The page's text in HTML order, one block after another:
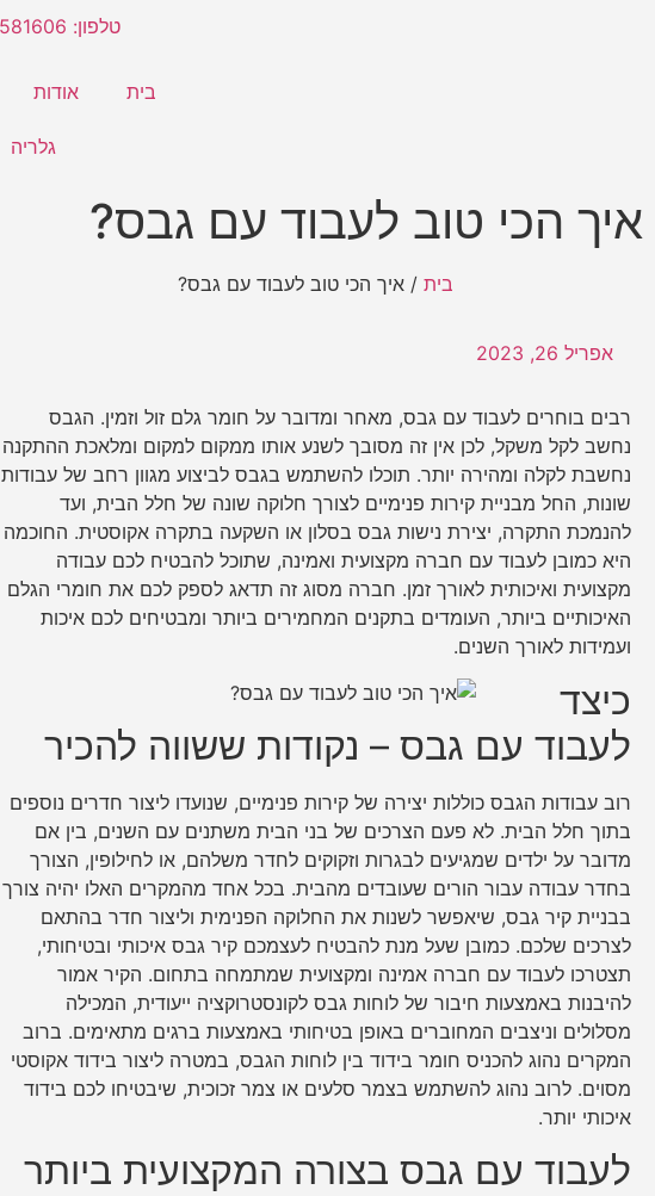
טלפון: 03-5581606
בית אודות
גלריה
איך הכי טוב לעבוד עם גבס?
בית /איך הכי טוב לעבוד עם גבס?
אפריל 26, 2023
רבים בוחרים לעבוד עם גבס, מאחר ומדובר על חומר גלם זול וזמין. הגבס
נחשב לקל משקל, לכן אין זה מסובך לשנע אותו ממקום למקום ומלאכת ההתקנה
נחשבת לקלה ומהירה יותר. תוכלו להשתמש בגבס לביצוע מגוון רחב של עבודות
שונות, החל מבניית קירות פנימיים לצורך חלוקה שונה של חלל הבית, ועד
להנמכת התקרה, יצירת נישות גבס בסלון או השקעה בתקרה אקוסטית. החוכמה
היא כמובן לעבוד עם חברה מקצועית ואמינה, שתוכל להבטיח לכם עבודה
מקצועית ואיכותית לאורך זמן. חברה מסוג זה תדאג לספק לכם את חומרי הגלם
האיכותיים ביותר, העומדים בתקנים המחמירים ביותר ומבטיחים לכם איכות
ועמידות לאורך השנים.
כיצד
לעבוד עם גבס – נקודות ששווה להכיר
רוב עבודות הגבס כוללות יצירה של קירות פנימיים, שנועדו ליצור חדרים נוספים
בתוך חלל הבית. לא פעם הצרכים של בני הבית משתנים עם השנים, בין אם
מדובר על ילדים שמגיעים לבגרות וזקוקים לחדר משלהם, או לחילופין, הצורך
בחדר עבודה עבור הורים שעובדים מהבית. בכל אחד מהמקרים האלו יהיה צורך
בבניית קיר גבס, שיאפשר לשנות את החלוקה הפנימית וליצור חדר בהתאם
לצרכים שלכם. כמובן שעל מנת להבטיח לעצמכם קיר גבס איכותי ובטיחותי,
תצטרכו לעבוד עם חברה אמינה ומקצועית שמתמחה בתחום. הקיר אמור
להיבנות באמצעות חיבור של לוחות גבס לקונסטרוקציה ייעודית, המכילה
מסלולים וניצבים המחוברים באופן בטיחותי באמצעות ברגים מתאימים. ברוב
המקרים נהוג להכניס חומר בידוד בין לוחות הגבס, במטרה ליצור בידוד אקוסטי
מסוים. לרוב נהוג להשתמש בצמר סלעים או צמר זכוכית, שיבטיחו לכם בידוד
איכותי יותר.
לעבוד עם גבס בצורה המקצועית ביותר